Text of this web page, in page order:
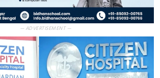
— ADVERTISEMENT —